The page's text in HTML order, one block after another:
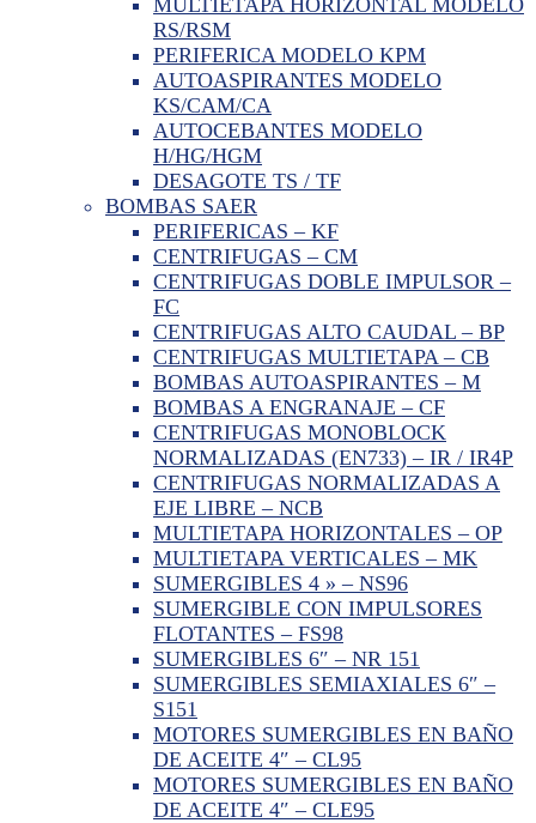
RS/RSM
PERIFERICA MODELO KPM
AUTOASPIRANTES MODELO
KS/CAM/CA
AUTOCEBANTES MODELO
H/HG/HGM
DESAGOTE TS / TF
BOMBAS SAER
PERIFERICAS – KF
CENTRIFUGAS – CM
CENTRIFUGAS DOBLE IMPULSOR –
FC
CENTRIFUGAS ALTO CAUDAL – BP
CENTRIFUGAS MULTIETAPA – CB
BOMBAS AUTOASPIRANTES – M
BOMBAS A ENGRANAJE – CF
CENTRIFUGAS MONOBLOCK
NORMALIZADAS (EN733) – IR / IR4P
CENTRIFUGAS NORMALIZADAS A
EJE LIBRE – NCB
MULTIETAPA HORIZONTALES – OP
MULTIETAPA VERTICALES – MK
SUMERGIBLES 4 » – NS96
SUMERGIBLE CON IMPULSORES
FLOTANTES – FS98
SUMERGIBLES 6″ – NR 151
SUMERGIBLES SEMIAXIALES 6″ –
S151
MOTORES SUMERGIBLES EN BAÑO
DE ACEITE 4″ – CL95
MOTORES SUMERGIBLES EN BAÑO
DE ACEITE 4″ – CLE95